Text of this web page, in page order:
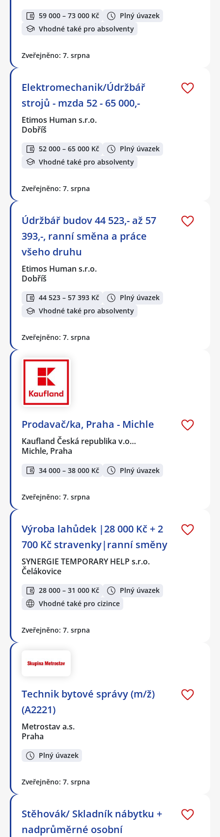
59 000 – 73 000 Kč
Plný úvazek
Vhodné také pro absolventy
Zveřejněno: 7. srpna
Elektromechanik/Údržbář
strojů - mzda 52 - 65 000,-
Etimos Human s.r.o.
Dobříš
52 000 – 65 000 Kč
Plný úvazek
Vhodné také pro absolventy
Zveřejněno: 7. srpna
Údržbář budov 44 523,- až 57
393,-, ranní směna a práce
všeho druhu
Etimos Human s.r.o.
Dobříš
44 523 – 57 393 Kč
Plný úvazek
Vhodné také pro absolventy
Zveřejněno: 7. srpna
Prodavač/ka, Praha - Michle
Kaufland Česká republika v.o…
Michle, Praha
34 000 – 38 000 Kč Plný úvazek
Zveřejněno: 7. srpna
Výroba lahůdek |28 000 Kč + 2
700 Kč stravenky|ranní směny
SYNERGIE TEMPORARY HELP s.r.o.
Čelákovice
28 000 – 31 000 Kč
Plný úvazek
Vhodné také pro cizince
Zveřejněno: 7. srpna
Technik bytové správy (m/ž)
(A2221)
Metrostav a.s.
Praha
Plný úvazek
Zveřejněno: 7. srpna
Stěhovák/ Skladník nábytku +
nadprůměrné osobní